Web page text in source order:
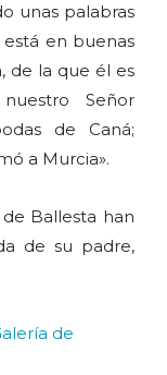
unas palabras
está en buenas
de la que él es
Señor
de Caná;
a Murcia».
Ballesta han
de su padre,
de